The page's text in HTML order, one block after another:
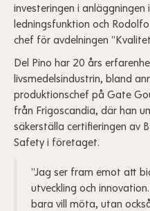
investeringen i
ledningsfunktion och
chef för avdelningen
Del Pino har 20 års
livsmedelsindustrin, bland
produktionschef på Gate
från Frigoscandia, där han
säkerställa certifieringen av
Safety i företaget.
"Jag ser fram emot att
utveckling och
bara vill möta, utan